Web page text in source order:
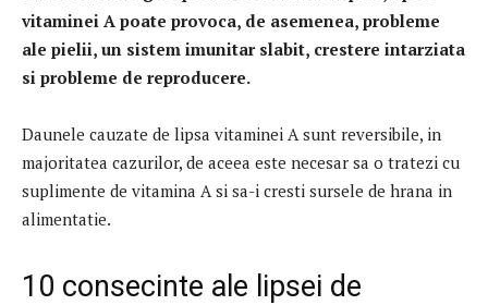
vitaminei A poate provoca, de asemenea, probleme
ale pielii, un sistem imunitar slabit, crestere intarziata
si probleme de reproducere.
Daunele cauzate de lipsa vitaminei A sunt reversibile, in
majoritatea cazurilor, de aceea este necesar sa o tratezi cu
suplimente de vitamina A si sa-i cresti sursele de hrana in
alimentatie.
10 consecinte ale lipsei de